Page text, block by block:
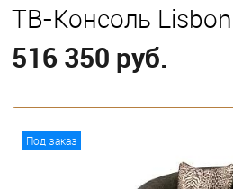
ТВ-Консоль
516 350 руб.
Под заказ